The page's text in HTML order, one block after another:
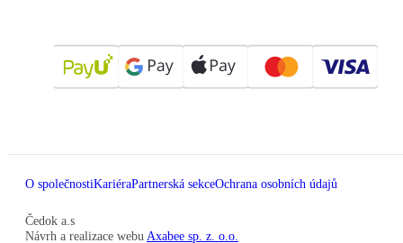
O společnostiKariéraPartnerská sekceOchrana osobních údajů
Čedok a.s
Návrh a realizace webu Axabee sp. z. o.o.